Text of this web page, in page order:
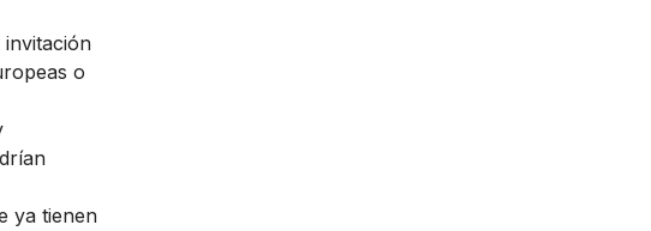
invitación
o
ya tienen